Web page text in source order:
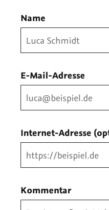
Name
E-Mail-Adresse
Internet-Adresse
Kommentar